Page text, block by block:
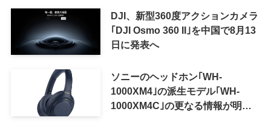
可能に
DJI、新型360度アクションカメラ
｢DJI Osmo 360 II｣を中国で8月13
日に発表へ
ソニーのヘッドホン｢WH-
1000XM4｣の派生モデル｢WH-
1000XM4C｣の更なる情報が明ら